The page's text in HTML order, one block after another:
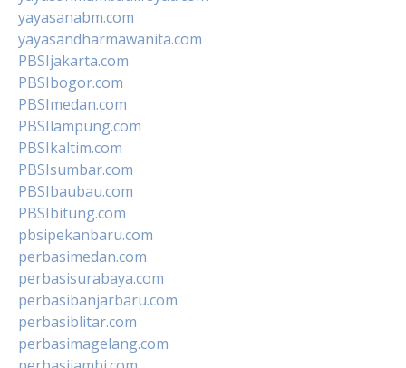
yayasanabm.com
yayasandharmawanita.com
PBSIjakarta.com
PBSIbogor.com
PBSImedan.com
PBSIlampung.com
PBSIkaltim.com
PBSIsumbar.com
PBSIbaubau.com
PBSIbitung.com
pbsipekanbaru.com
perbasimedan.com
perbasisurabaya.com
perbasibanjarbaru.com
perbasiblitar.com
perbasimagelang.com